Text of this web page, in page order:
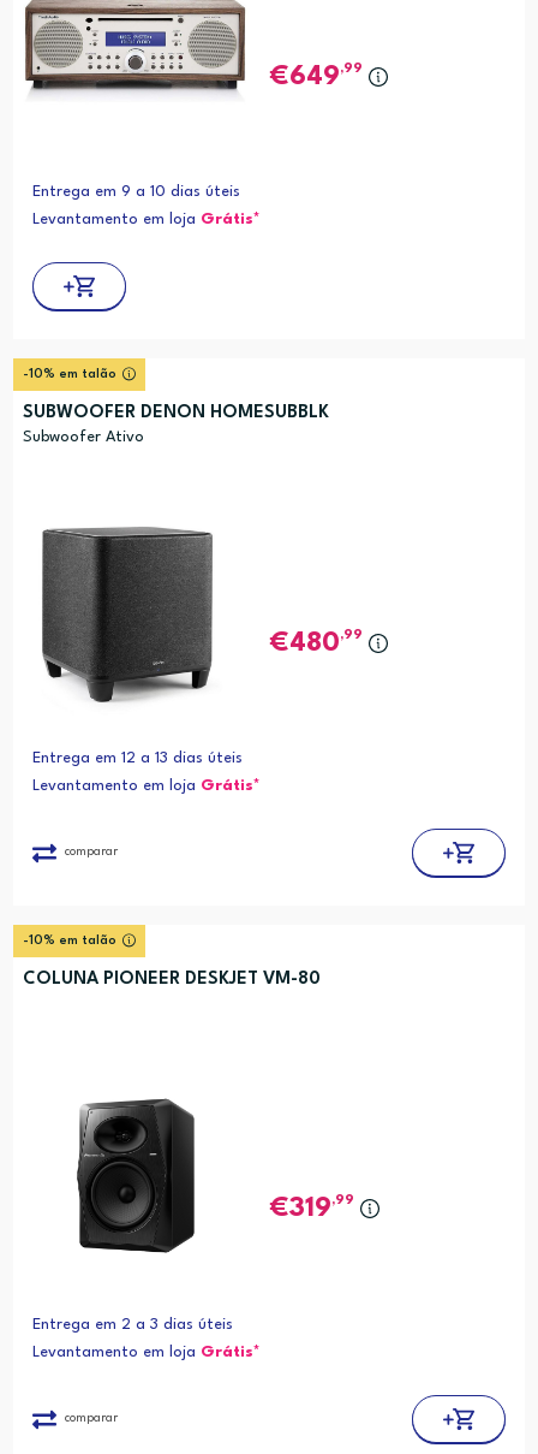
649,99
Entrega em 9 a 10 dias úteis
Levantamento em loja Grátis*
-10% em talão
SUBWOOFER DENON HOMESUBBLK
Subwoofer Ativo
480,99
Entrega em 12 a 13 dias úteis
Levantamento em loja Grátis*
comparar
-10% em talão
COLUNA PIONEER DESKJET VM-80
319,99
Entrega em 2 a 3 dias úteis
Levantamento em loja Grátis*
comparar